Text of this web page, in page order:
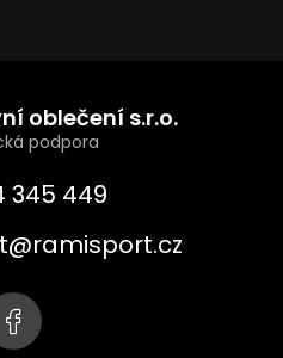
oblečení s.r.o.
345 449
@ramisport.cz